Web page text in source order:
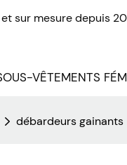
sur mesure depuis
VÊTEMENTS
débardeurs gainants